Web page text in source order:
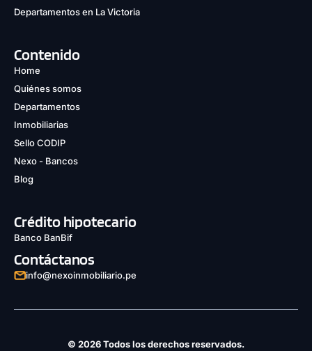
Departamentos en La Victoria
Contenido
Home
Quiénes somos
Departamentos
Inmobiliarias
Sello CODIP
Nexo - Bancos
Blog
Crédito hipotecario
Banco BanBif
Contáctanos
info@nexoinmobiliario.pe
© 2026 Todos los derechos reservados.